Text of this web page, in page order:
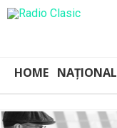
HOME NAȚIONAL